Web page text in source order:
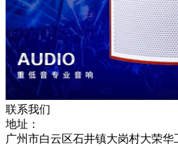
联系我们
地址：
广州市白云区石井镇大岗村大荣华